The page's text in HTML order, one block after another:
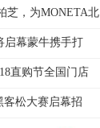
芝，为MONETA北
启幕蒙牛携手打
直购节全国门店
客松大赛启幕招